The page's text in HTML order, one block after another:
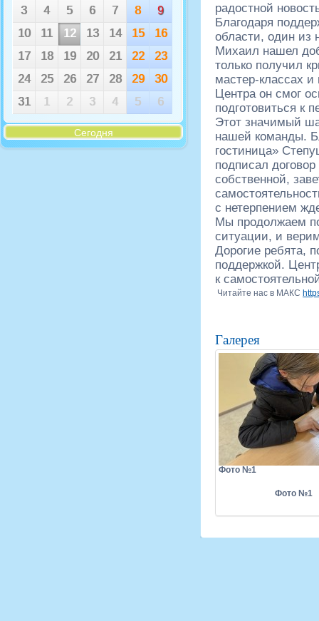
3
4 5 6 7 8
9
10
11 12 13 14 15
16
17
18 19 20 21 22
23
24
25 26 27 28 29
30
31
1 2 3 4 5 6
Сегодня
радостной
Благодаря
области, один из
Михаил нашел
только получил
мастер-классах
Центра он смог
подготовиться к
Этот значимый
нашей команды.
гостиница»
подписал
собственной,
с нетерпением
Мы продолжаем
ситуации, и
Дорогие ребята,
поддержкой.
к
Читайте нас в МАКС
Галерея
Фото №1
Фото №1